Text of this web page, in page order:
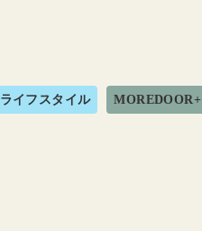
ライフスタイル MOREDOOR+